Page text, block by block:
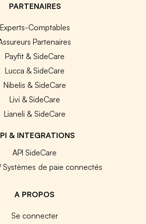
PARTENAIRES
Experts-Comptables
Partenaires
Payfit & SideCare
Lucca & SideCare
Nibelis & SideCare
Livi & SideCare
Lianeli & SideCare
& INTEGRATIONS
API SideCare
Systèmes de paie connectés
A PROPOS
Se connecter